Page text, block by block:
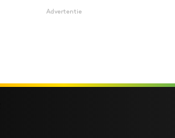
Advertentie